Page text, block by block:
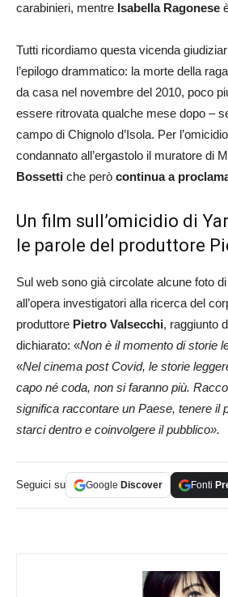
carabinieri, mentre Isabella Ragonese
Tutti ricordiamo questa vicenda
l’epilogo drammatico: la morte della
da casa nel novembre del 2010, poco
essere ritrovata qualche mese dopo –
campo di Chignolo d’Isola. Per
condannato all’ergastolo il muratore di
Bossetti che però continua a
Un film sull’omicidio di
le parole del produttore
Sul web sono già circolate alcune foto
all’opera investigatori alla ricerca del
produttore Pietro Valsecchi, raggiunto
dichiarato: «Non è il momento di storie
«Nel cinema post Covid, le storie
capo né coda, non si faranno più.
significa raccontare un Paese, tenere il
starci dentro e coinvolgere il pubblico».
Seguici su Google Discover Fonti